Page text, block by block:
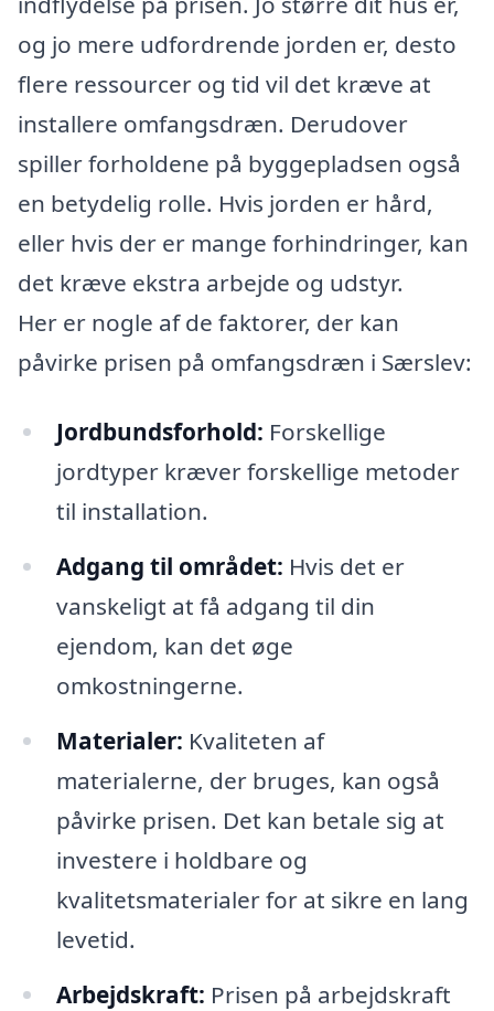
og jo mere udfordrende jorden er, desto
flere ressourcer og tid vil det kræve at
installere omfangsdræn. Derudover
spiller forholdene på byggepladsen også
en betydelig rolle. Hvis jorden er hård,
eller hvis der er mange forhindringer, kan
det kræve ekstra arbejde og udstyr.
Her er nogle af de faktorer, der kan
påvirke prisen på omfangsdræn i Særslev:
Jordbundsforhold: Forskellige
jordtyper kræver forskellige metoder
til installation.
Adgang til området: Hvis det er
vanskeligt at få adgang til din
ejendom, kan det øge
omkostningerne.
Materialer: Kvaliteten af
materialerne, der bruges, kan også
påvirke prisen. Det kan betale sig at
investere i holdbare og
kvalitetsmaterialer for at sikre en lang
levetid.
Arbejdskraft: Prisen på arbejdskraft